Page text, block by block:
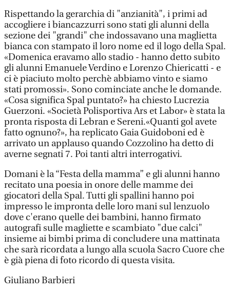
Rispettando la gerarchia di "anzianità", i primi ad
accogliere i biancazzurri sono stati gli alunni della
sezione dei "grandi" che indossavano una maglietta
bianca con stampato il loro nome ed il logo della Spal.
«Domenica eravamo allo stadio - hanno detto subito
gli alunni Emanuele Verdino e Lorenzo Chiericatti - e
ci è piaciuto molto perchè abbiamo vinto e siamo
stati promossi». Sono cominciate anche le domande.
«Cosa significa Spal puntato?» ha chiesto Lucrezia
Guerzoni. «Società Polisportiva Ars et Labor» è stata la
pronta risposta di Lebran e Sereni.«Quanti gol avete
fatto ognuno?», ha replicato Gaia Guidoboni ed è
arrivato un applauso quando Cozzolino ha detto di
averne segnati 7. Poi tanti altri interrogativi.
Domani è la “Festa della mamma” e gli alunni hanno
recitato una poesia in onore delle mamme dei
giocatori della Spal. Tutti gli spallini hanno poi
impresso le impronta delle loro mani sul lenzuolo
dove c'erano quelle dei bambini, hanno firmato
autografi sulle magliette e scambiato "due calci"
insieme ai bimbi prima di concludere una mattinata
che sarà ricordata a lungo alla scuola Sacro Cuore che
è già piena di foto ricordo di questa visita.
Giuliano Barbieri